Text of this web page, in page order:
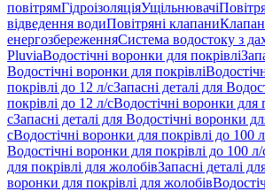
повітрямГідроізоляціяУщільнювачі
відведення водиПовітряні клапани
енергозбереженняСистема водостоку з
PluviaВодостічні воронки для покрівлі
Водостічні воронки для покрівлі
покрівлі до 12 л/сЗапасні деталі для
покрівлі до 12 л/сВодостічні воронки для
сЗапасні деталі для Водостічні воронки
сВодостічні воронки для покрівлі до 100
Водостічні воронки для покрівлі до 100 л/
для покрівлі для жолобівЗапасні деталі
воронки для покрівлі для жолобів